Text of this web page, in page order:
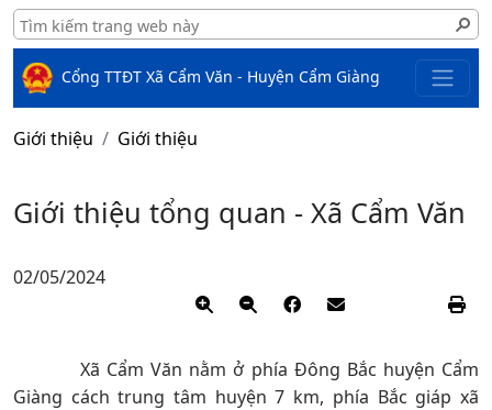
Cổng TTĐT Xã Cẩm Văn - Huyện Cẩm Giàng
Giới thiệu Giới thiệu
Giới thiệu tổng quan - Xã Cẩm Văn
02/05/2024
Xã Cẩm Văn nằm ở phía Đông Bắc huyện Cẩm
Giàng cách trung tâm huyện 7 km, phía Bắc giáp xã